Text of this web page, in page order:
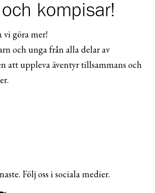
kompisar!
vi göra mer!
och unga från alla delar av
att uppleva äventyr tillsammans och
Följ oss i sociala medier.